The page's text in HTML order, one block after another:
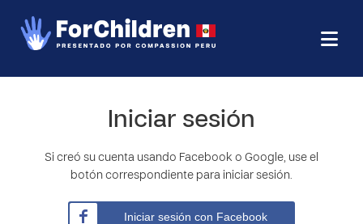
Iniciar sesión
Si creó su cuenta usando Facebook o Google, use el
botón correspondiente para iniciar sesión.
Iniciar sesión con Facebook